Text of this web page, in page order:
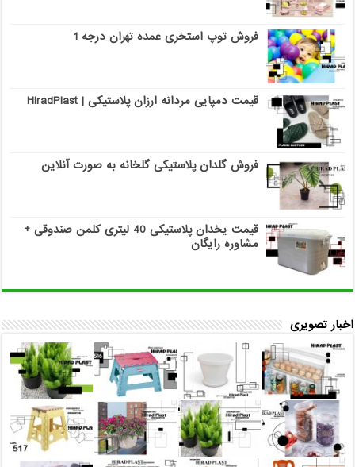
فروش توپ استخری عمده تهران درجه 1
قیمت دمپایی مردانه ارزان پلاستیکی | HiradPlast
فروش گلدان پلاستیکی گلخانه به صورت آنلاین
قیمت یخدان پلاستیکی 40 لیتری کلمن صندوقی +
مشاوره رایگان
اخبار تصویری